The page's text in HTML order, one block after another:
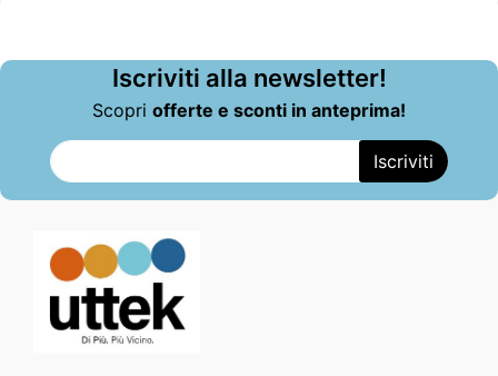
Iscriviti alla newsletter!
Scopri offerte e sconti in anteprima!